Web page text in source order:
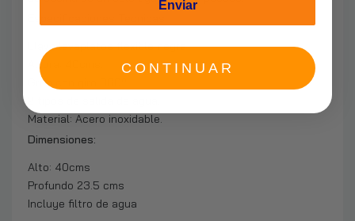
Llave lavaplatos flexible negra
Altura: 40cms.
Grifo con giro 360º
Material: Acero inoxidable.
Dimensiones:
Alto: 40cms
Profundo 23.5 cms
Incluye filtro de agua
Enviar
CONTINUAR